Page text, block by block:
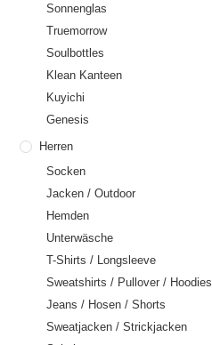
Sonnenglas
Truemorrow
Soulbottles
Klean Kanteen
Kuyichi
Genesis
Herren
Socken
Jacken / Outdoor
Hemden
Unterwäsche
T-Shirts / Longsleeve
Sweatshirts / Pullover / Hoodies
Jeans / Hosen / Shorts
Sweatjacken / Strickjacken